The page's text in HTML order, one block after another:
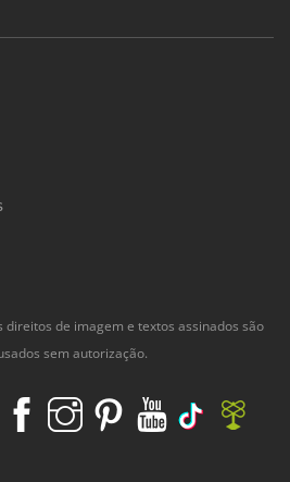
direitos de imagem e textos assinados são
sem autorização.